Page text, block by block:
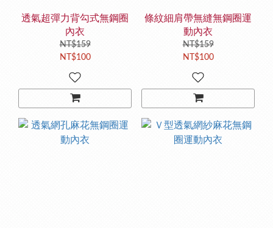
透氣超彈力背勾式無鋼圈
內衣
NT$159
NT$100
條紋細肩帶無縫無鋼圈運
動內衣
NT$159
NT$100